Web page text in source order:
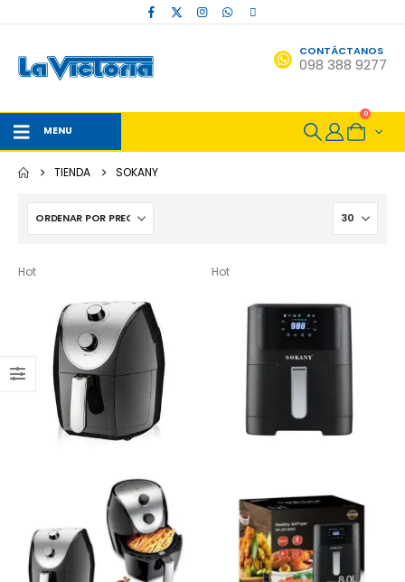
CONTÁCTANOS
098 388 9277
MENU
0
TIENDA SOKANY
Hot Hot